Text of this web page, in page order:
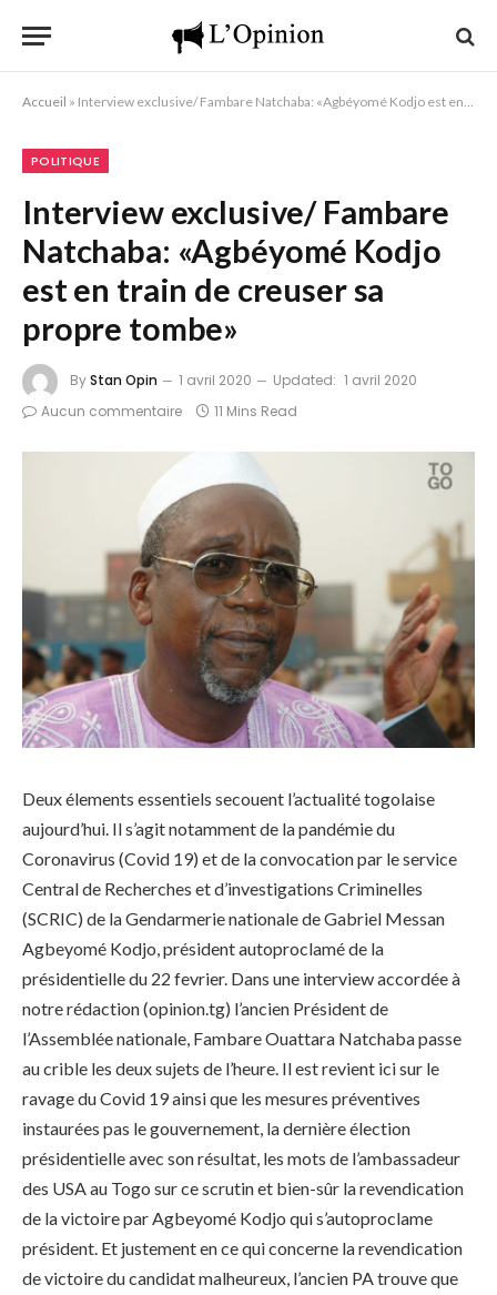
Accueil » Interview exclusive/ Fambare Natchaba: «Agbéyomé Kodjo est en train de creuser sa propre tombe»
POLITIQUE
Interview exclusive/ Fambare
Natchaba: «Agbéyomé Kodjo
est en train de creuser sa
propre tombe»
ByStan Opin 1 avril 2020 Updated: 1 avril 2020
Aucun commentaire
11 Mins Read
Deux élements essentiels secouent l’actualité togolaise
aujourd’hui. Il s’agit notamment de la pandémie du
Coronavirus (Covid 19) et de la convocation par le service
Central de Recherches et d’investigations Criminelles
(SCRIC) de la Gendarmerie nationale de Gabriel Messan
Agbeyomé Kodjo, président autoproclamé de la
présidentielle du 22 fevrier. Dans une interview accordée à
notre rédaction (opinion.tg) l’ancien Président de
l’Assemblée nationale, Fambare Ouattara Natchaba passe
au crible les deux sujets de l’heure. Il est revient ici sur le
ravage du Covid 19 ainsi que les mesures préventives
instaurées pas le gouvernement, la dernière élection
présidentielle avec son résultat, les mots de l’ambassadeur
des USA au Togo sur ce scrutin et bien-sûr la revendication
de la victoire par Agbeyomé Kodjo qui s’autoproclame
président. Et justement en ce qui concerne la revendication
de victoire du candidat malheureux, l’ancien PA trouve que